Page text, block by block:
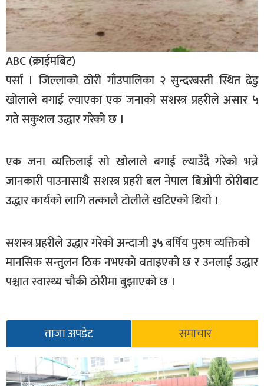
बिचार
कुराकानी
जीवनशैली
साहित्य
सूचना-
प्रवधि
ABC (क्राईमबिट)
पर्सा । जिल्लाको ठोरी गाँउपालिका २ सुन्दरबस्ती स्थित ढेडु
खोलाले बगाई ल्याएका एक जनाको सशस्त्र प्रहरीले असार ५
गते सकुशल उद्धार गरेको छ ।
एक जना व्यक्तिलाई सो खोलाले बगाई ल्याउँदै गरेको भन्ने
जानकारी पाउनासाथै सशस्त्र प्रहरी बल नेपाल बिओपी ठोरीबाट
उद्धार कार्यको लागि तत्कालै टोलीले खटिएको थियो ।
सशस्त्र प्रहरीले उद्धार गरेको अन्दाजी ३५ बर्षिय पुरुष व्यक्तिको
मानसिक सन्तुलन ठिक नभएको बताइएको छ र उनलाई उद्धार
पश्चात स्वास्थ्य चौकी ठोरीमा बुझाएको छ ।
ताजा अपडेट समाचार